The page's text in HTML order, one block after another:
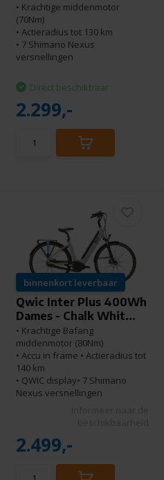
• Krachtige middenmotor
(70Nm)
• Actieradius tot 130 km
• 7 Shimano Nexus
versnellingen
Direct beschikbaar
2.299,-
binnenkort leverbaar
Qwic Inter Plus 400Wh
Dames - Chalk Whit...
• Krachtige Bafang
middenmotor (80Nm)
• Accu in frame • Actieradius tot
140 km
• QWIC display• 7 Shimano
Nexus versnellingen
2.499,-